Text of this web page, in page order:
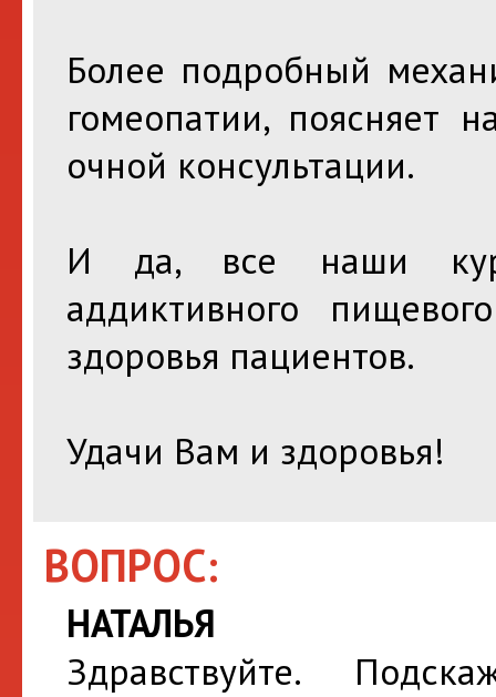
Более подробный
гомеопатии, поясняет
очной консультации.
И да, все наши
аддиктивного
здоровья пациентов.
Удачи Вам и здоровья!
ВОПРОС:
НАТАЛЬЯ
Здравствуйте.